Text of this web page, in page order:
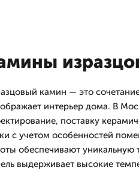
камин — это
интерьер дома. В
поставку
с учетом особенностей
обеспечивают уникальную
выдерживает высокие